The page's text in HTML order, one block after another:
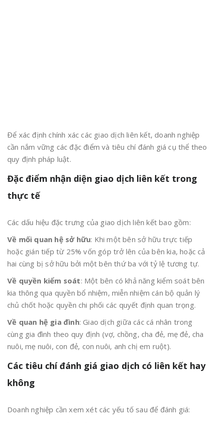
Để xác định chính xác các giao dịch liên kết, doanh nghiệp
cần nắm vững các đặc điểm và tiêu chí đánh giá cụ thể theo
quy định pháp luật.
Đặc điểm nhận diện giao dịch liên kết trong
thực tế
Các dấu hiệu đặc trưng của giao dịch liên kết bao gồm:
Về mối quan hệ sở hữu: Khi một bên sở hữu trực tiếp
hoặc gián tiếp từ 25% vốn góp trở lên của bên kia, hoặc cả
hai cùng bị sở hữu bởi một bên thứ ba với tỷ lệ tương tự.
Về quyền kiểm soát: Một bên có khả năng kiểm soát bên
kia thông qua quyền bổ nhiệm, miễn nhiệm cán bộ quản lý
chủ chốt hoặc quyền chi phối các quyết định quan trọng.
Về quan hệ gia đình: Giao dịch giữa các cá nhân trong
cùng gia đình theo quy định (vợ, chồng, cha đẻ, mẹ đẻ, cha
nuôi, mẹ nuôi, con đẻ, con nuôi, anh chị em ruột).
Các tiêu chí đánh giá giao dịch có liên kết hay
không
Doanh nghiệp cần xem xét các yếu tố sau để đánh giá: